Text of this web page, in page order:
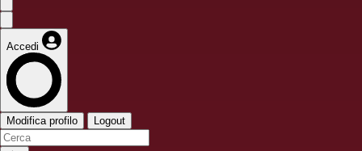
Accedi
Modifica profilo Logout